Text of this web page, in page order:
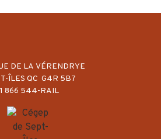
DE LA VÉRENDRYE
ÎLES QC G4R 5B7
1 866 544-RAIL